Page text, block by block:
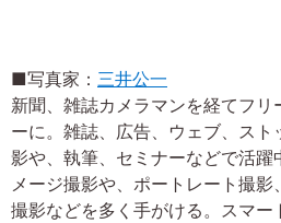
■写真家： 三井公一
新聞、雑誌カメラマンを経てフ
ーに。雑誌、広告、ウェブ、ス
影や、執筆、セミナーなどで活躍
メージ撮影や、ポートレート撮
撮影などを多く手がける。スマー